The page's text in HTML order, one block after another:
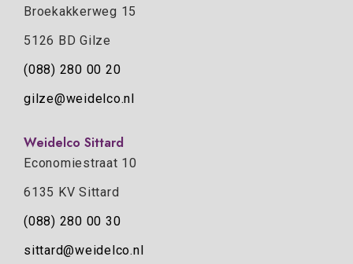
Broekakkerweg 15
5126 BD Gilze
(088) 280 00 20
gilze@weidelco.nl
Weidelco Sittard
Economiestraat 10
6135 KV Sittard
(088) 280 00 30
sittard@weidelco.nl